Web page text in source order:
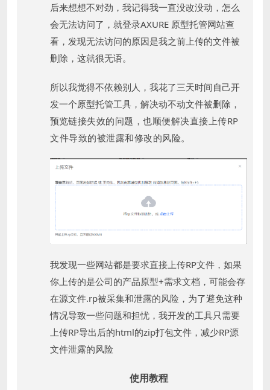
后来想想不对劲，我记得我一直没改没动，怎么
会无法访问了，就登录AXURE 原型托管网站查
看，发现无法访问的原因是我之前上传的文件被
删除，这就很无语。
所以我觉得不依赖别人，我花了三天时间自己开
发一个原型托管工具，解决动不动文件被删除，
预览链接失效的问题，也顺便解决直接上传RP
文件导致的被泄露和修改的风险。
我发现一些网站都是要求直接上传RP文件，如果
你上传的是公司的产品原型+需求文档，可能会存
在源文件.rp被采集和泄露的风险，为了避免这种
情况导致一些问题和担忧，我开发的工具只需要
上传RP导出后的html的zip打包文件，减少RP源
文件泄露的风险
使用教程